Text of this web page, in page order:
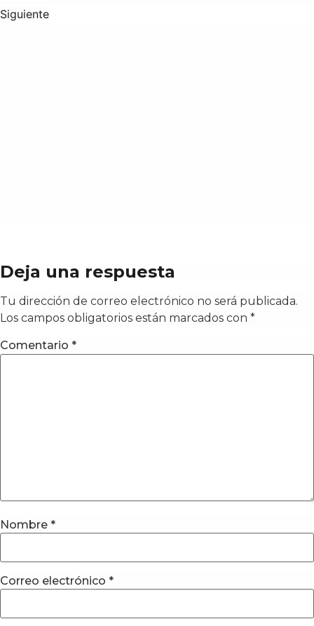
Siguiente
Deja una respuesta
Tu dirección de correo electrónico no será publicada.
Los campos obligatorios están marcados con *
Comentario *
Nombre *
Correo electrónico *